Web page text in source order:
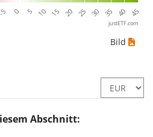
-5 0 5 10 15 20 25 30 35 40 45
justETF.com
Bild
Abschnitt: